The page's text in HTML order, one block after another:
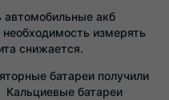
автомобильные акб
измерять
снижается.
батареи получили
Кальциевые батареи